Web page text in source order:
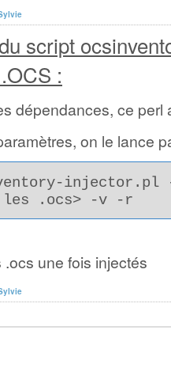
script
:
dépendances, ce
on le lance
injector.pl
les .ocs> -v -r
.ocs une fois injectés